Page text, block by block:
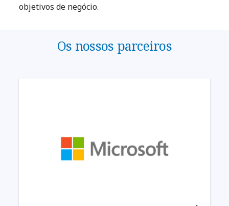
objetivos de negócio.
Os nossos parceiros